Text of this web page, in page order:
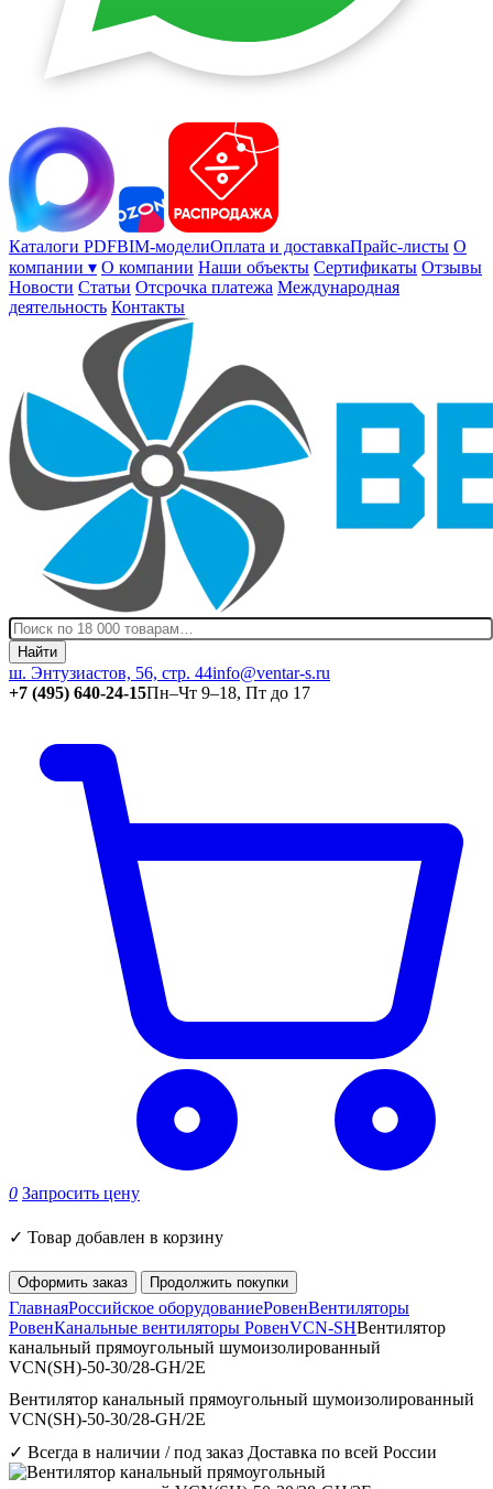
Каталоги PDFBIM-моделиОплата и доставкаПрайс-листы О
компании ▾ О компании Наши объекты Сертификаты Отзывы
Новости Статьи Отсрочка платежа Международная
деятельность Контакты
Найти
ш. Энтузиастов, 56, стр. 44info@ventar-s.ru
+7 (495) 640-24-15Пн–Чт 9–18, Пт до 17
0 Запросить цену
✓ Товар добавлен в корзину
Оформить заказ Продолжить покупки
ГлавнаяРоссийское оборудованиеРовенВентиляторы
РовенКанальные вентиляторы РовенVCN-SHВентилятор
канальный прямоугольный шумоизолированный
VCN(SH)-50-30/28-GH/2E
Вентилятор канальный прямоугольный шумоизолированный
VCN(SH)-50-30/28-GH/2E
✓ Всегда в наличии / под заказ Доставка по всей России